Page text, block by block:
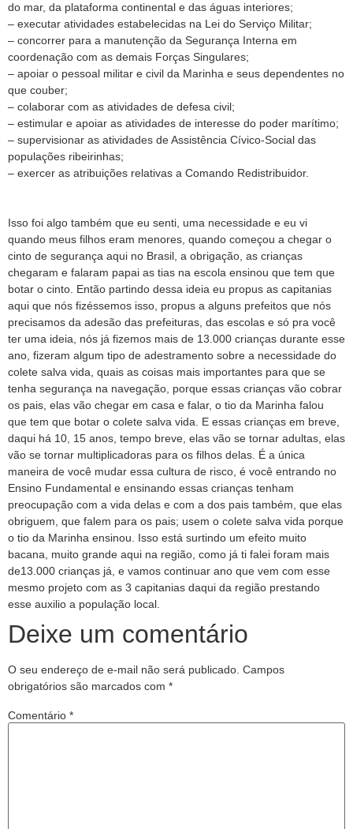
do mar, da plataforma continental e das águas interiores;
– executar atividades estabelecidas na Lei do Serviço Militar;
– concorrer para a manutenção da Segurança Interna em
coordenação com as demais Forças Singulares;
– apoiar o pessoal militar e civil da Marinha e seus dependentes no
que couber;
– colaborar com as atividades de defesa civil;
– estimular e apoiar as atividades de interesse do poder marítimo;
– supervisionar as atividades de Assistência Cívico-Social das
populações ribeirinhas;
– exercer as atribuições relativas a Comando Redistribuidor.
Isso foi algo também que eu senti, uma necessidade e eu vi
quando meus filhos eram menores, quando começou a chegar o
cinto de segurança aqui no Brasil, a obrigação, as crianças
chegaram e falaram papai as tias na escola ensinou que tem que
botar o cinto. Então partindo dessa ideia eu propus as capitanias
aqui que nós fizéssemos isso, propus a alguns prefeitos que nós
precisamos da adesão das prefeituras, das escolas e só pra você
ter uma ideia, nós já fizemos mais de 13.000 crianças durante esse
ano, fizeram algum tipo de adestramento sobre a necessidade do
colete salva vida, quais as coisas mais importantes para que se
tenha segurança na navegação, porque essas crianças vão cobrar
os pais, elas vão chegar em casa e falar, o tio da Marinha falou
que tem que botar o colete salva vida. E essas crianças em breve,
daqui há 10, 15 anos, tempo breve, elas vão se tornar adultas, elas
vão se tornar multiplicadoras para os filhos delas. É a única
maneira de você mudar essa cultura de risco, é você entrando no
Ensino Fundamental e ensinando essas crianças tenham
preocupação com a vida delas e com a dos pais também, que elas
obriguem, que falem para os pais; usem o colete salva vida porque
o tio da Marinha ensinou. Isso está surtindo um efeito muito
bacana, muito grande aqui na região, como já ti falei foram mais
de13.000 crianças já, e vamos continuar ano que vem com esse
mesmo projeto com as 3 capitanias daqui da região prestando
esse auxilio a população local.
Deixe um comentário
O seu endereço de e-mail não será publicado. Campos
obrigatórios são marcados com *
Comentário *